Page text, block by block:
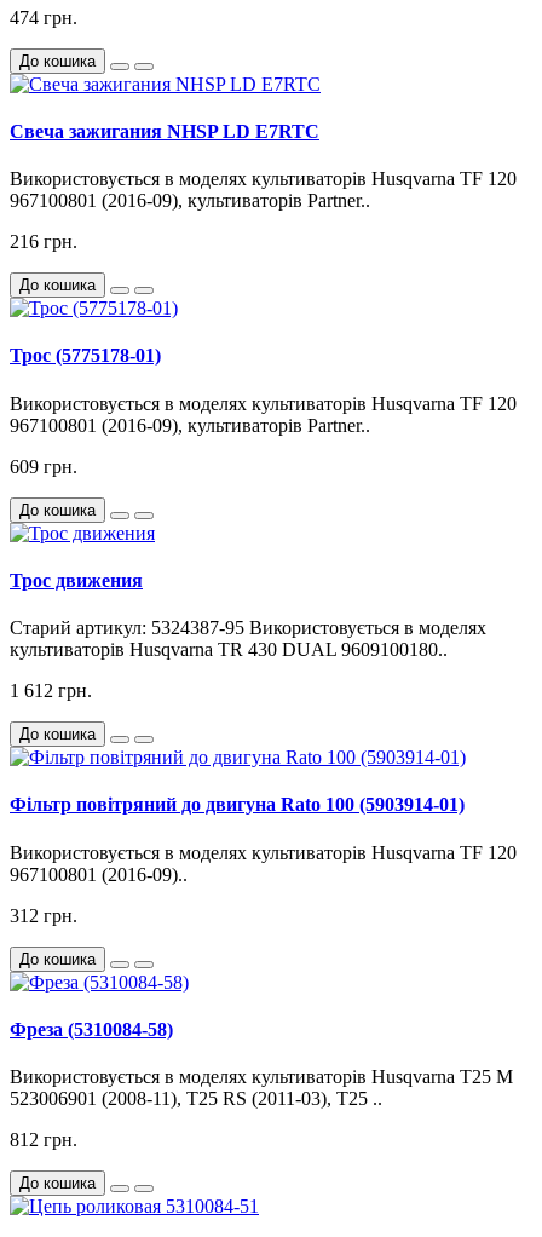
474 грн.
До кошика
Свеча зажигания NHSP LD E7RTC
Використовується в моделях культиваторів Husqvarna TF 120
967100801 (2016-09), культиваторів Partner..
216 грн.
До кошика
Трос (5775178-01)
Використовується в моделях культиваторів Husqvarna TF 120
967100801 (2016-09), культиваторів Partner..
609 грн.
До кошика
Трос движения
Старий артикул: 5324387-95 Використовується в моделях
культиваторів Husqvarna TR 430 DUAL 9609100180..
1 612 грн.
До кошика
Фільтр повітряний до двигуна Rato 100 (5903914-01)
Використовується в моделях культиваторів Husqvarna TF 120
967100801 (2016-09)..
312 грн.
До кошика
Фреза (5310084-58)
Використовується в моделях культиваторів Husqvarna T25 M
523006901 (2008-11), T25 RS (2011-03), T25 ..
812 грн.
До кошика